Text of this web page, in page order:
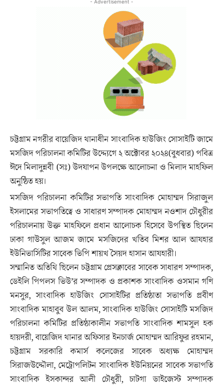
- Advertisement -
চট্টগ্রাম নগরীর বায়েজিদ থানাধীন সাংবাদিক হাউজিং সোসাইটি জামে
মসজিদ পরিচালনা কমিটির উদ্দ্যেগে ২ অক্টোবর ২০২৪(বুধবার) পবিত্র
ঈদে মিলাদুন্নবী (সঃ) উদযাপন উপলক্ষে আলোচনা ও মিলাদ মাহফিল
অনুষ্ঠিত হয়।
মসজিদ পরিচালনা কমিটির সভাপতি সাংবাদিক মোহাম্মদ সিরাজুল
ইসলামের সভাপতিত্বে ও সাধারণ সম্পাদক মোহাম্মদ নওশাদ চৌধুরীর
পরিচালনায় উক্ত মাহফিলে প্রধান আলোচক হিসেবে উপস্থিত ছিলেন
ঢাকা গাউসুল আজম জামে মসজিদের খতিব মিশর আল আযহার
ইউনিভার্সিটির সাবেক ভিপি শায়খ সৈয়দ হাসান আযহারী।
সম্মানিত অতিথি ছিলেন চট্টগ্রাম প্রেসক্লাবের সাবেক সাধারণ সম্পাদক,
ডেইলি পিপলস ভিউ’র সম্পাদক ও প্রকাশক সাংবাদিক ওসমান গণি
মনসুর, সাংবাদিক হাউজিং সোসাইটির প্রতিষ্ঠাতা সভাপতি প্রবীণ
সাংবাদিক মাহাবুব উল আলম, সাংবাদিক হাউজিং সোসাইটি মসজিদ
পরিচালনা কমিটির প্রতিষ্ঠাকালীন সভাপতি সাংবাদিক শামসুল হক
হায়দরী, বায়েজিদ থানার অফিসার ইনচার্জ মোহাম্মদ আরিফুর রহমান,
চট্টগ্রাম সরকারি কমার্স কলেজের সাবেক অধ্যক্ষ মোহাম্মদ
সিরাজউদ্দৌলা, মেট্রোপলিটন সাংবাদিক ইউনিয়নের সাবেক সভাপতি
সাংবাদিক ইসকান্দর আলী চৌধুরী, চাটগা ডাইজেস্ট সম্পাদক